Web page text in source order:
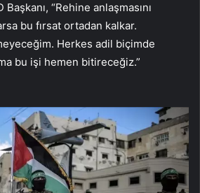
“Rehine anlaşmasını
bu fırsat ortadan kalkar.
Herkes adil biçimde
bu işi hemen bitireceğiz.”